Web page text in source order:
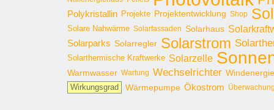
Polykristallin Projekte Projektentwicklung Shop
Solare Nahwärme Solarfassaden Solarhaus
Solarparks Solarregler Solarstrom
Solarthermische Kraftwerke Solarzelle
Warmwasser Wartung Wechselrichter Windenergie
Wirkungsgrad Wärmepumpe Ökostrom